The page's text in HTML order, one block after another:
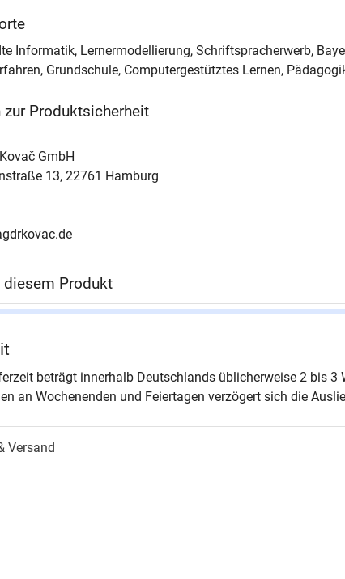
Informatik, Lernermodellierung, Schriftspracherwerb,
Grundschule, Computergestütztes Lernen,
zur Produktsicherheit
GmbH
13, 22761 Hamburg
diesem Produkt
250
beträgt innerhalb Deutschlands üblicherweise 2 bis 3
an Wochenenden und Feiertagen verzögert sich die
Versand